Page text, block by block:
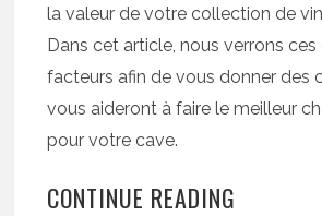
la valeur de votre collection de
Dans cet article, nous verrons ces
facteurs afin de vous donner des
vous aideront à faire le meilleur
pour votre cave.
CONTINUE READING